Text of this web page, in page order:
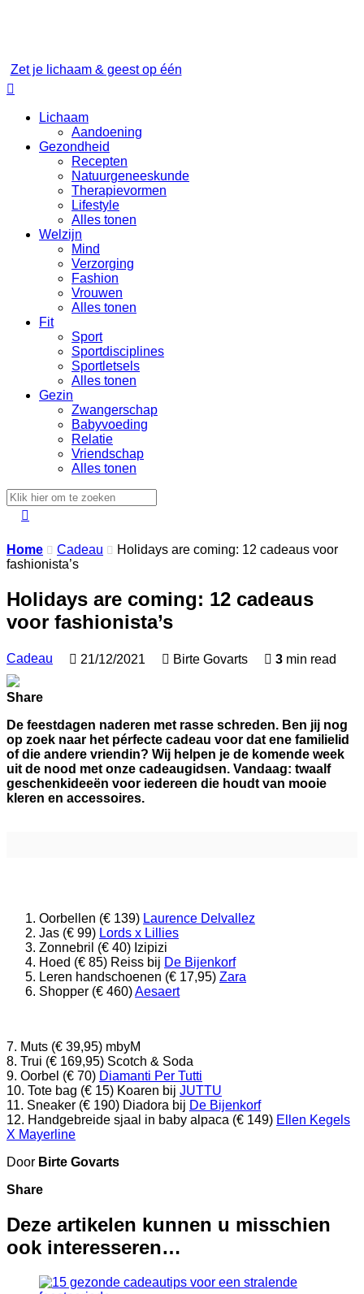
Zet je lichaam & geest op één

Lichaam
Aandoening
Gezondheid
Recepten
Natuurgeneeskunde
Therapievormen
Lifestyle
Alles tonen
Welzijn
Mind
Verzorging
Fashion
Vrouwen
Alles tonen
Fit
Sport
Sportdisciplines
Sportletsels
Alles tonen
Gezin
Zwangerschap
Babyvoeding
Relatie
Vriendschap
Alles tonen

Home  Cadeau  Holidays are coming: 12 cadeaus voor
fashionista’s
Holidays are coming: 12 cadeaus
voor fashionista’s
Cadeau  21/12/2021  Birte Govarts  3 min read
Share
De feestdagen naderen met rasse schreden. Ben jij nog
op zoek naar het pérfecte cadeau voor dat ene familielid
of die andere vriendin? Wij helpen je de komende week
uit de nood met onze cadeaugidsen. Vandaag: twaalf
geschenkideeën voor iedereen die houdt van mooie
kleren en accessoires.
Oorbellen (€ 139) Laurence Delvallez
Jas (€ 99) Lords x Lillies
Zonnebril (€ 40) Izipizi
Hoed (€ 85) Reiss bij De Bijenkorf
Leren handschoenen (€ 17,95) Zara
Shopper (€ 460)Aesaert
7. Muts (€ 39,95) mbyM
8. Trui (€ 169,95) Scotch & Soda
9. Oorbel (€ 70) Diamanti Per Tutti
10. Tote bag (€ 15) Koaren bij JUTTU
11. Sneaker (€ 190) Diadora bij De Bijenkorf
12. Handgebreide sjaal in baby alpaca (€ 149) Ellen Kegels
X Mayerline
Door Birte Govarts
Share
Deze artikelen kunnen u misschien
ook interesseren…